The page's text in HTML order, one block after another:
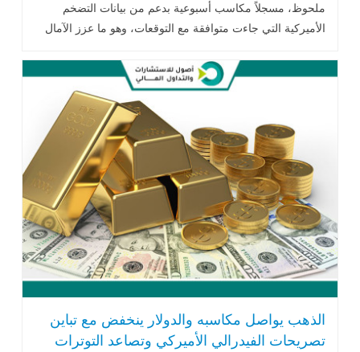
ملحوظ، مسجلاً مكاسب أسبوعية بدعم من بيانات التضخم
الأميركية التي جاءت متوافقة مع التوقعات، وهو ما عزز الآمال
الذهب يواصل مكاسبه والدولار ينخفض مع تباين
تصريحات الفيدرالي الأميركي وتصاعد التوترات